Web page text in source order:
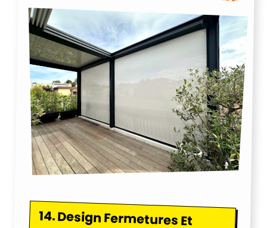
14.Design Fermetures Et